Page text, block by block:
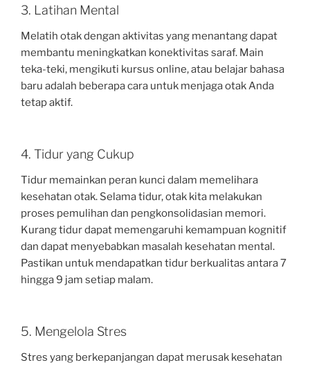
3. Latihan Mental
Melatih otak dengan aktivitas yang menantang dapat
membantu meningkatkan konektivitas saraf. Main
teka-teki, mengikuti kursus online, atau belajar bahasa
baru adalah beberapa cara untuk menjaga otak Anda
tetap aktif.
4. Tidur yang Cukup
Tidur memainkan peran kunci dalam memelihara
kesehatan otak. Selama tidur, otak kita melakukan
proses pemulihan dan pengkonsolidasian memori.
Kurang tidur dapat memengaruhi kemampuan kognitif
dan dapat menyebabkan masalah kesehatan mental.
Pastikan untuk mendapatkan tidur berkualitas antara 7
hingga 9 jam setiap malam.
5. Mengelola Stres
Stres yang berkepanjangan dapat merusak kesehatan